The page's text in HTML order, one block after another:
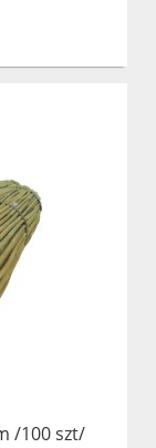
/100 szt/